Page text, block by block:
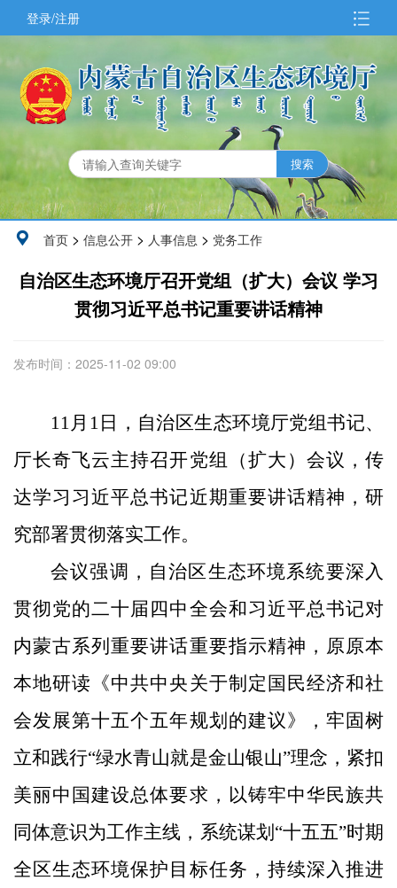
登录/注册
首页 > 信息公开 > 人事信息 > 党务工作
自治区生态环境厅召开党组（扩大）会议 学习
贯彻习近平总书记重要讲话精神
发布时间：2025-11-02 09:00
11月1日，自治区生态环境厅党组书记、
厅长奇飞云主持召开党组（扩大）会议，传
达学习习近平总书记近期重要讲话精神，研
究部署贯彻落实工作。
会议强调，自治区生态环境系统要深入
贯彻党的二十届四中全会和习近平总书记对
内蒙古系列重要讲话重要指示精神，原原本
本地研读《中共中央关于制定国民经济和社
会发展第十五个五年规划的建议》，牢固树
立和践行“绿水青山就是金山银山”理念，紧扣
美丽中国建设总体要求，以铸牢中华民族共
同体意识为工作主线，系统谋划“十五五”时期
全区生态环境保护目标任务，持续深入推进